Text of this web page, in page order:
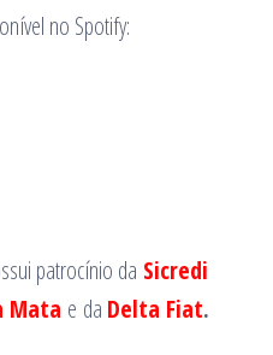
no Spotify:
patrocínio da Sicredi
Mata e da Delta Fiat.